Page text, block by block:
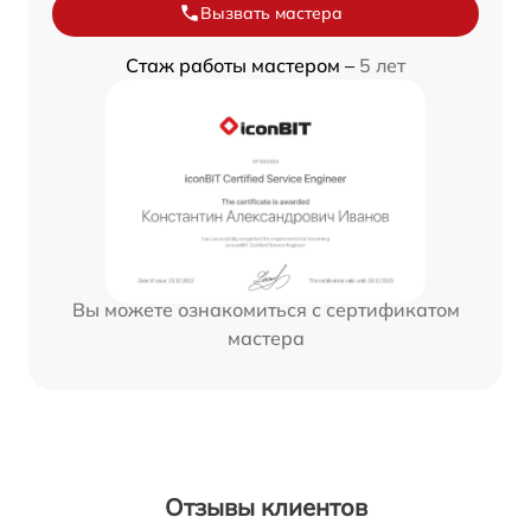
Вызвать мастера
Стаж работы мастером – 5 лет
Вы можете ознакомиться с сертификатом
мастера
Отзывы клиентов